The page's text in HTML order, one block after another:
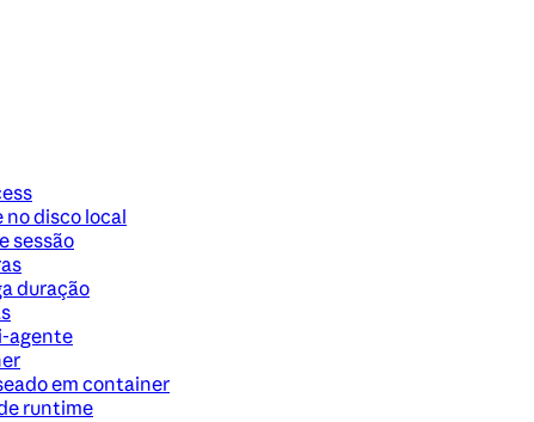
no disco local
sessão
duração
agente
em container
runtime